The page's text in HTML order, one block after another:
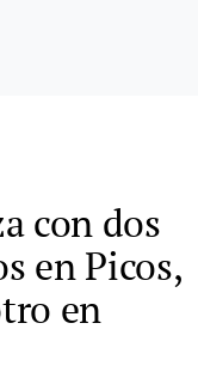
con dos
en Picos,
en